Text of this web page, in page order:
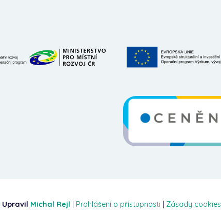
Upravil Michal Rejl Prohlášení o přístupnosti |Zásady cookies